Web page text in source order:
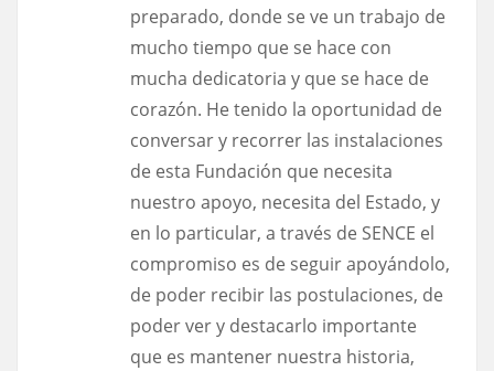
preparado, donde se ve un trabajo de
mucho tiempo que se hace con
mucha dedicatoria y que se hace de
corazón. He tenido la oportunidad de
conversar y recorrer las instalaciones
de esta Fundación que necesita
nuestro apoyo, necesita del Estado, y
en lo particular, a través de SENCE el
compromiso es de seguir apoyándolo,
de poder recibir las postulaciones, de
poder ver y destacarlo importante
que es mantener nuestra historia,